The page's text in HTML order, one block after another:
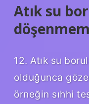
Atık su
12. Atık su
olduğunca
örneğin sıhhi